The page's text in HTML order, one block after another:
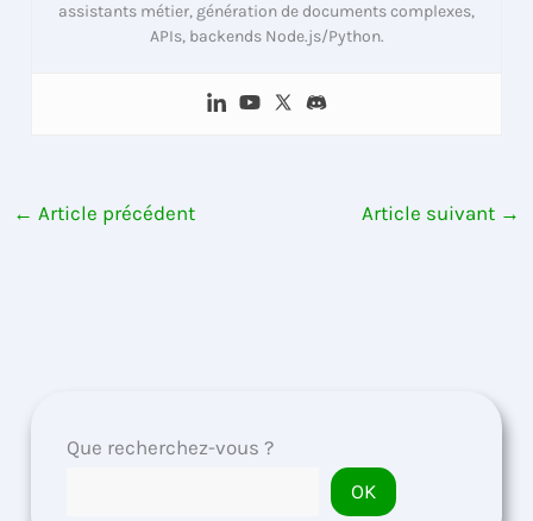
assistants métier, génération de documents complexes,
APIs, backends Node.js/Python.
← Article précédent Article suivant →
Que recherchez-vous ?
OK